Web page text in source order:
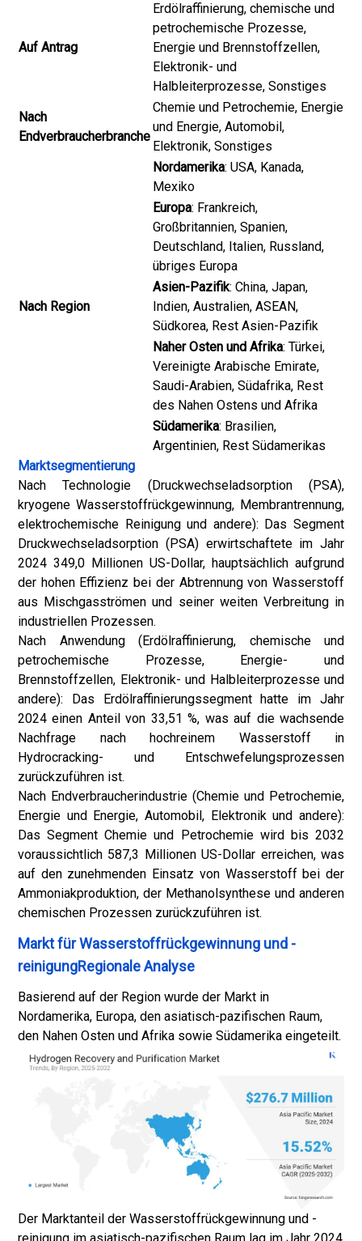
Auf Antrag
Erdölraffinierung, chemische und
petrochemische Prozesse,
Energie und Brennstoffzellen,
Elektronik- und
Halbleiterprozesse, Sonstiges
Nach
Endverbraucherbranche
Chemie und Petrochemie, Energie
und Energie, Automobil,
Elektronik, Sonstiges
Nach Region
Nordamerika: USA, Kanada,
Mexiko
Europa: Frankreich,
Großbritannien, Spanien,
Deutschland, Italien, Russland,
übriges Europa
Asien-Pazifik: China, Japan,
Indien, Australien, ASEAN,
Südkorea, Rest Asien-Pazifik
Naher Osten und Afrika: Türkei,
Vereinigte Arabische Emirate,
Saudi-Arabien, Südafrika, Rest
des Nahen Ostens und Afrika
Südamerika: Brasilien,
Argentinien, Rest Südamerikas
Marktsegmentierung
Nach Technologie (Druckwechseladsorption (PSA),
kryogene Wasserstoffrückgewinnung, Membrantrennung,
elektrochemische Reinigung und andere): Das Segment
Druckwechseladsorption (PSA) erwirtschaftete im Jahr
2024 349,0 Millionen US-Dollar, hauptsächlich aufgrund
der hohen Effizienz bei der Abtrennung von Wasserstoff
aus Mischgasströmen und seiner weiten Verbreitung in
industriellen Prozessen.
Nach Anwendung (Erdölraffinierung, chemische und
petrochemische Prozesse, Energie- und
Brennstoffzellen, Elektronik- und Halbleiterprozesse und
andere): Das Erdölraffinierungssegment hatte im Jahr
2024 einen Anteil von 33,51 %, was auf die wachsende
Nachfrage nach hochreinem Wasserstoff in
Hydrocracking- und Entschwefelungsprozessen
zurückzuführen ist.
Nach Endverbraucherindustrie (Chemie und Petrochemie,
Energie und Energie, Automobil, Elektronik und andere):
Das Segment Chemie und Petrochemie wird bis 2032
voraussichtlich 587,3 Millionen US-Dollar erreichen, was
auf den zunehmenden Einsatz von Wasserstoff bei der
Ammoniakproduktion, der Methanolsynthese und anderen
chemischen Prozessen zurückzuführen ist.
Markt für Wasserstoffrückgewinnung und -
reinigungRegionale Analyse
Basierend auf der Region wurde der Markt in
Nordamerika, Europa, den asiatisch-pazifischen Raum,
den Nahen Osten und Afrika sowie Südamerika eingeteilt.
Der Marktanteil der Wasserstoffrückgewinnung und -